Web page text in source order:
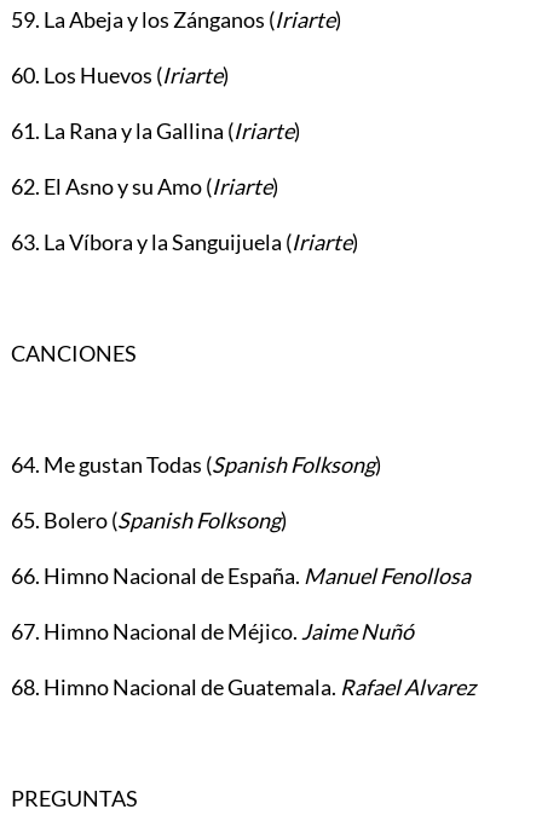
59. La Abeja y los Zánganos (Iriarte)
60. Los Huevos (Iriarte)
61. La Rana y la Gallina (Iriarte)
62. El Asno y su Amo (Iriarte)
63. La Víbora y la Sanguijuela (Iriarte)
CANCIONES
64. Me gustan Todas (Spanish Folksong)
65. Bolero (Spanish Folksong)
66. Himno Nacional de España. Manuel Fenollosa
67. Himno Nacional de Méjico. Jaime Nuñó
68. Himno Nacional de Guatemala. Rafael Alvarez
PREGUNTAS